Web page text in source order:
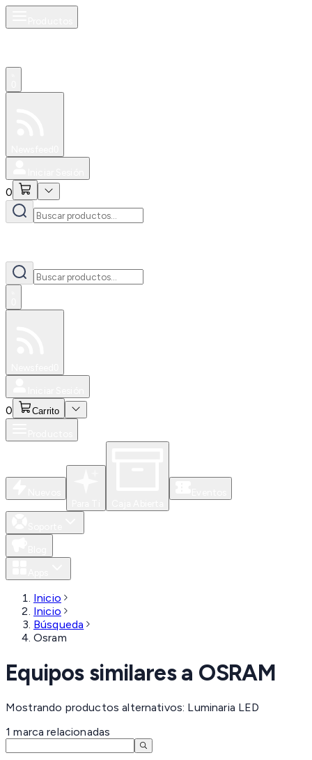
0
0 Carrito
Inicio
Inicio
Búsqueda
Osram
Equipos similares a OSRAM
Mostrando productos alternativos: Luminaria LED
1 marca relacionadas